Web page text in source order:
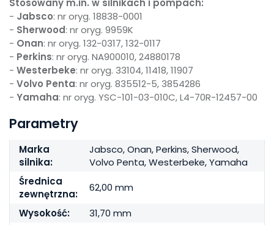
Stosowany m.in. w silnikach i pompach:
- Jabsco: nr oryg. 18838-0001
- Sherwood: nr oryg. 9959K
- Onan: nr oryg. 132-0317, 132-0117
- Perkins: nr oryg. NA900010, 24880178
- Westerbeke: nr oryg. 33104, 11418, 11907
- Volvo Penta: nr oryg. 835512-5, 3854286
- Yamaha: nr oryg. YSC-101-03-010C, L4-70R-12457-00
Parametry
Marka
silnika:
Jabsco, Onan, Perkins, Sherwood,
Volvo Penta, Westerbeke, Yamaha
Średnica
zewnętrzna:
62,00 mm
Wysokość:
31,70 mm